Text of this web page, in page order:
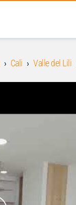
Cali Valle del Lili